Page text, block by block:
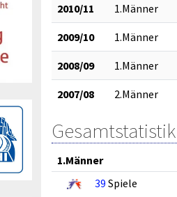
2010/11 1.Männer
2009/10 1.Männer
2008/09 1.Männer
2007/08 2.Männer
Gesamtstatistik
1.Männer
39 Spiele